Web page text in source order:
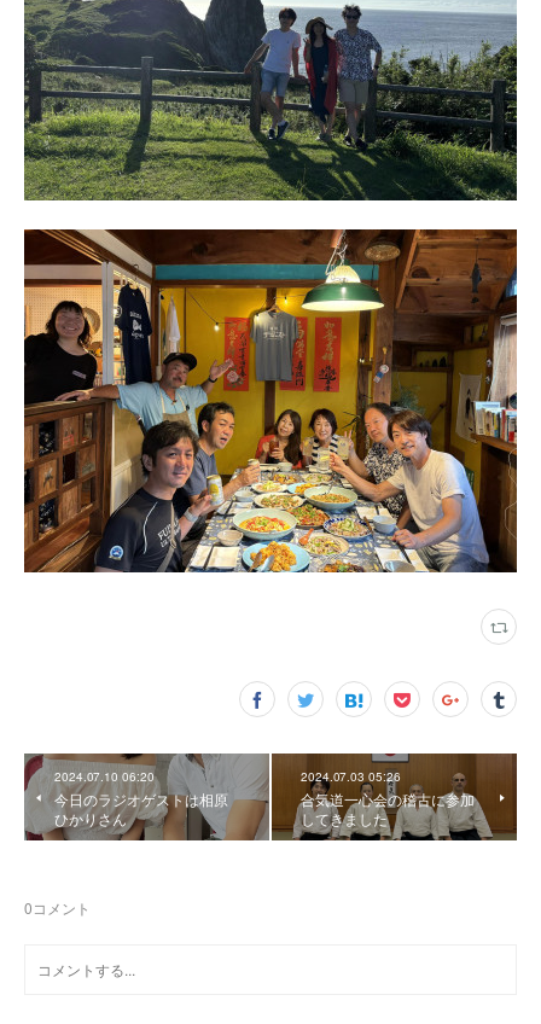
2024.07.10 06:20
今日のラジオゲストは相原
ひかりさん
2024.07.03 05:26
合気道一心会の稽古に参加
してきました
0コメント